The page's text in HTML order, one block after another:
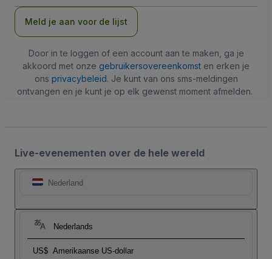
Meld je aan voor de lijst
Door in te loggen of een account aan te maken, ga je
akkoord met onze gebruikersovereenkomst en erken je
ons privacybeleid. Je kunt van ons sms-meldingen
ontvangen en je kunt je op elk gewenst moment afmelden.
Live-evenementen over de hele wereld
Nederland
Nederlands
US$ Amerikaanse US-dollar